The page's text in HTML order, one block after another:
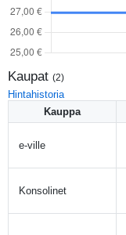
Kaupat (2)
Hintahistoria
Kauppa
e-ville
Konsolinet